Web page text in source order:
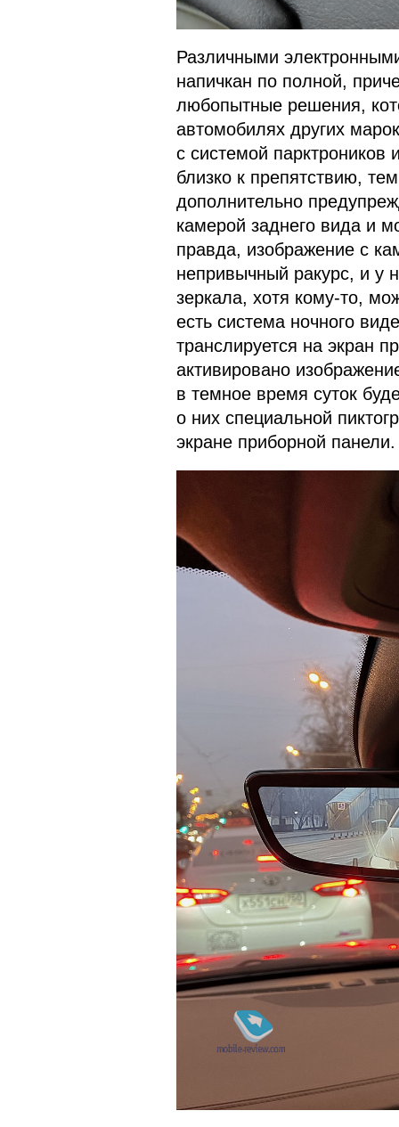
Различными
напичкан по полной,
любопытные решения,
автомобилях других
с системой парктроников
близко к препятствию,
дополнительно
камерой заднего вида и
правда, изображение с
непривычный ракурс, и у
зеркала, хотя кому-то,
есть система ночного
транслируется на экран
активировано
в темное время суток
о них специальной
экране приборной панели.